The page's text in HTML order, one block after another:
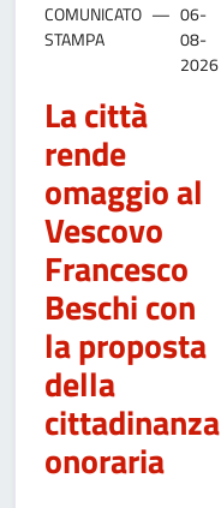
COMUNICATO
STAMPA
06-
08-
2026
La città
rende
omaggio al
Vescovo
Francesco
Beschi con
la proposta
della
cittadinanza
onoraria